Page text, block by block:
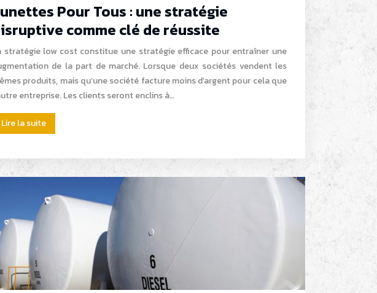
Pour Tous : une stratégie
comme clé de réussite
stratégie low cost constitue une stratégie efficace pour entraîner une
de la part de marché. Lorsque deux sociétés vendent les
produits, mais qu’une société facture moins d’argent pour cela que
entreprise. Les clients seront enclins à…
Lire la suite